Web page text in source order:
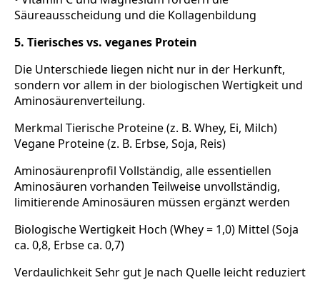
Säureausscheidung und die Kollagenbildung
5. Tierisches vs. veganes Protein
Die Unterschiede liegen nicht nur in der Herkunft,
sondern vor allem in der biologischen Wertigkeit und
Aminosäurenverteilung.
Merkmal Tierische Proteine (z. B. Whey, Ei, Milch)
Vegane Proteine (z. B. Erbse, Soja, Reis)
Aminosäurenprofil Vollständig, alle essentiellen
Aminosäuren vorhanden Teilweise unvollständig,
limitierende Aminosäuren müssen ergänzt werden
Biologische Wertigkeit Hoch (Whey = 1,0) Mittel (Soja
ca. 0,8, Erbse ca. 0,7)
Verdaulichkeit Sehr gut Je nach Quelle leicht reduziert